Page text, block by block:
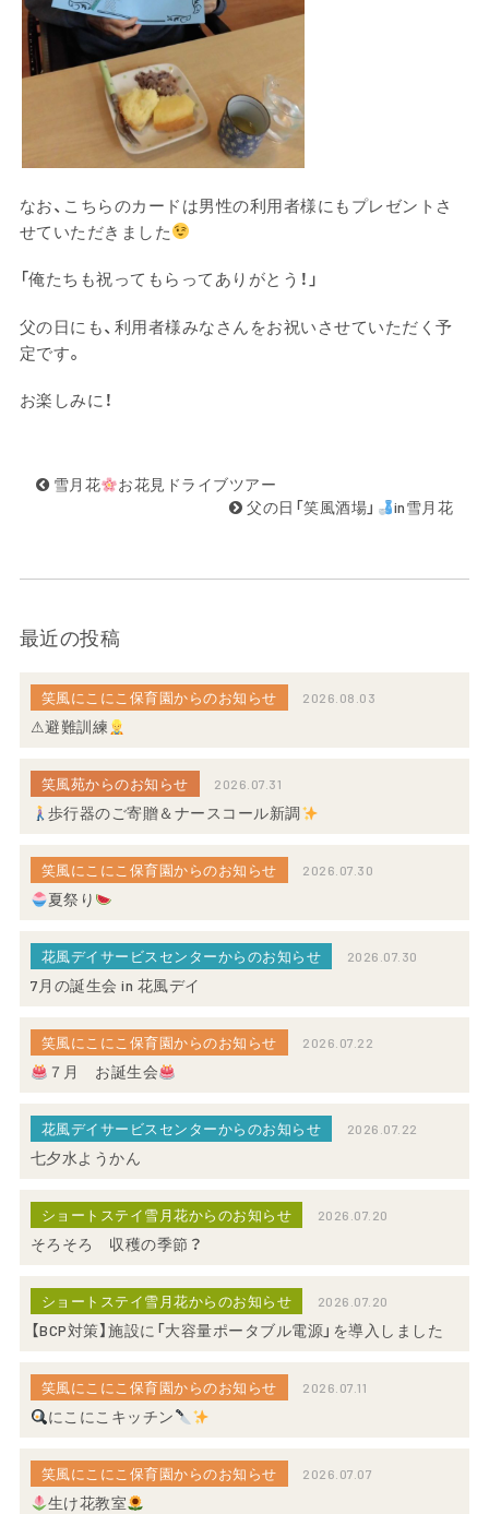
なお、こちらのカードは男性の利用者様にもプレゼントさ
せていただきました
「俺たちも祝ってもらってありがとう！」
父の日にも、利用者様みなさんをお祝いさせていただく予
定です。
お楽しみに！
雪月花
お花見ドライブツアー
父の日「笑風酒場」
in雪月花
最近の投稿
笑風にこにこ保育園からのお知らせ 2026.08.03
⚠避難訓練
笑風苑からのお知らせ 2026.07.31
歩行器のご寄贈＆ナースコール新調
笑風にこにこ保育園からのお知らせ 2026.07.30
夏祭り
花風デイサービスセンターからのお知らせ 2026.07.30
7月の誕生会 in 花風デイ
笑風にこにこ保育園からのお知らせ 2026.07.22
７月 お誕生会
花風デイサービスセンターからのお知らせ 2026.07.22
七夕水ようかん
ショートステイ雪月花からのお知らせ 2026.07.20
そろそろ 収穫の季節？
ショートステイ雪月花からのお知らせ 2026.07.20
【BCP対策】施設に「大容量ポータブル電源」を導入しました
笑風にこにこ保育園からのお知らせ 2026.07.11
にこにこキッチン
笑風にこにこ保育園からのお知らせ 2026.07.07
生け花教室